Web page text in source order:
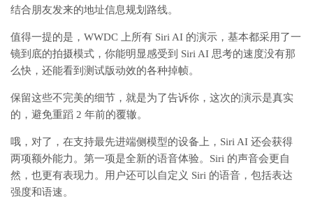
结合朋友发来的地址信息规划路线。
值得一提的是，WWDC 上所有 Siri AI 的演示，基本都采用了一
镜到底的拍摄模式，你能明显感受到 Siri AI 思考的速度没有那
么快，还能看到测试版动效的各种掉帧。
保留这些不完美的细节，就是为了告诉你，这次的演示是真实
的，避免重蹈 2 年前的覆辙。
哦，对了，在支持最先进端侧模型的设备上，Siri AI 还会获得
两项额外能力。第一项是全新的语音体验。Siri 的声音会更自
然，也更有表现力。用户还可以自定义 Siri 的语音，包括表达
强度和语速。